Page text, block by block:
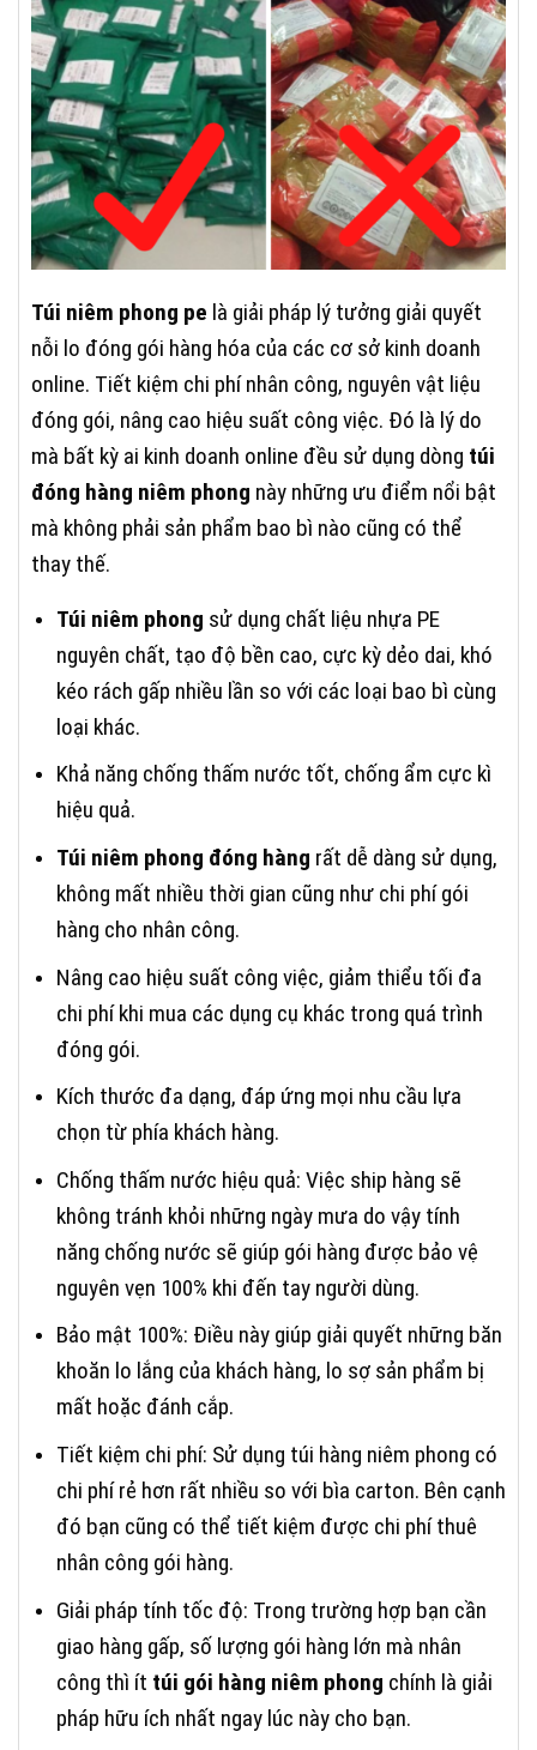
Túi niêm phong pe là giải pháp lý tưởng giải quyết
nỗi lo đóng gói hàng hóa của các cơ sở kinh doanh
online. Tiết kiệm chi phí nhân công, nguyên vật liệu
đóng gói, nâng cao hiệu suất công việc. Đó là lý do
mà bất kỳ ai kinh doanh online đều sử dụng dòng túi
đóng hàng niêm phong này những ưu điểm nổi bật
mà không phải sản phẩm bao bì nào cũng có thể
thay thế.
Túi niêm phong sử dụng chất liệu nhựa PE
nguyên chất, tạo độ bền cao, cực kỳ dẻo dai, khó
kéo rách gấp nhiều lần so với các loại bao bì cùng
loại khác.
Khả năng chống thấm nước tốt, chống ẩm cực kì
hiệu quả.
Túi niêm phong đóng hàng rất dễ dàng sử dụng,
không mất nhiều thời gian cũng như chi phí gói
hàng cho nhân công.
Nâng cao hiệu suất công việc, giảm thiểu tối đa
chi phí khi mua các dụng cụ khác trong quá trình
đóng gói.
Kích thước đa dạng, đáp ứng mọi nhu cầu lựa
chọn từ phía khách hàng.
Chống thấm nước hiệu quả: Việc ship hàng sẽ
không tránh khỏi những ngày mưa do vậy tính
năng chống nước sẽ giúp gói hàng được bảo vệ
nguyên vẹn 100% khi đến tay người dùng.
Bảo mật 100%: Điều này giúp giải quyết những băn
khoăn lo lắng của khách hàng, lo sợ sản phẩm bị
mất hoặc đánh cắp.
Tiết kiệm chi phí: Sử dụng túi hàng niêm phong có
chi phí rẻ hơn rất nhiều so với bìa carton. Bên cạnh
đó bạn cũng có thể tiết kiệm được chi phí thuê
nhân công gói hàng.
Giải pháp tính tốc độ: Trong trường hợp bạn cần
giao hàng gấp, số lượng gói hàng lớn mà nhân
công thì ít túi gói hàng niêm phong chính là giải
pháp hữu ích nhất ngay lúc này cho bạn.